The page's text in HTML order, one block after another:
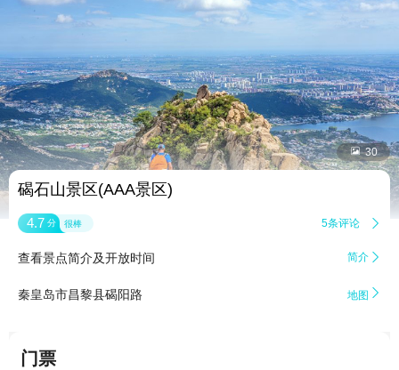
 30
碣石山景区(AAA景区)
4.7 分 很棒 5条评论 
查看景点简介及开放时间 简介 
秦皇岛市昌黎县碣阳路 地图 
门票